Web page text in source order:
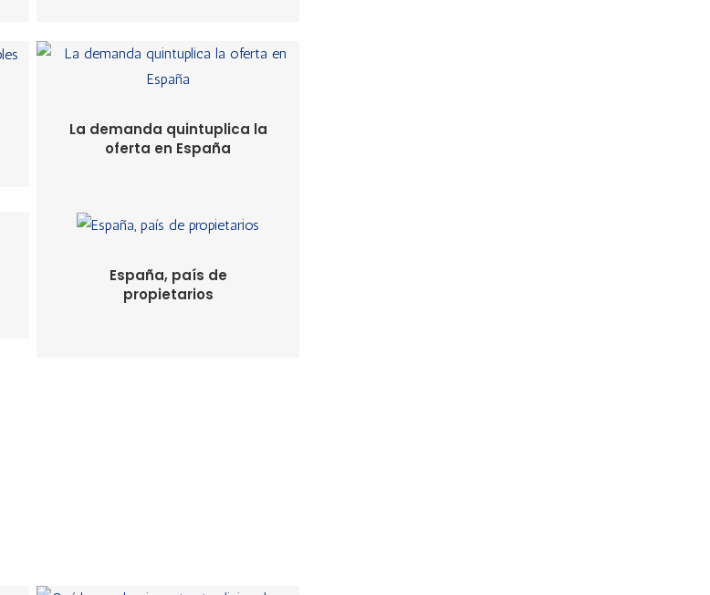
La demanda quintuplica la
oferta en España
España, país de
propietarios